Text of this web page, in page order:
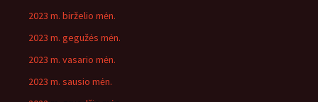
2023 m. birželio mėn.
2023 m. gegužės mėn.
2023 m. vasario mėn.
2023 m. sausio mėn.